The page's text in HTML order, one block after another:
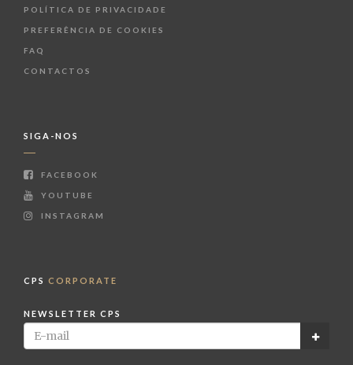
POLÍTICA DE PRIVACIDADE
PREFERÊNCIA DE COOKIES
FAQ
CONTACTOS
SIGA-NOS
FACEBOOK
YOUTUBE
INSTAGRAM
CPS CORPORATE
NEWSLETTER CPS